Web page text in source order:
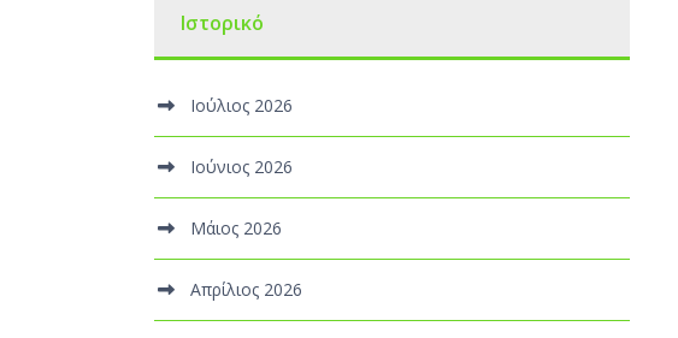
Ιστορικό
Ιούλιος 2026
Ιούνιος 2026
Μάιος 2026
Απρίλιος 2026